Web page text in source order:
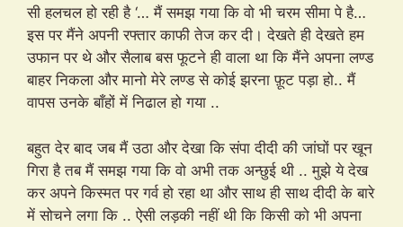
सी हलचल हो रही है ‘… मैं समझ गया कि वो भी चरम सीमा पे है…
इस पर मैंने अपनी रफ्तार काफी तेज कर दी। देखते ही देखते हम
उफान पर थे और सैलाब बस फूटने ही वाला था कि मैंने अपना लण्ड
बाहर निकला और मानो मेरे लण्ड से कोई झरना फ़ूट पड़ा हो.. मैं
वापस उनके बाँहों में निढाल हो गया ..
बहुत देर बाद जब मैं उठा और देखा कि संपा दीदी की जांघों पर खून
गिरा है तब मैं समझ गया कि वो अभी तक अन्छुई थी .. मुझे ये देख
कर अपने किस्मत पर गर्व हो रहा था और साथ ही साथ दीदी के बारे
में सोचने लगा कि .. ऐसी लड़की नहीं थी कि किसी को भी अपना